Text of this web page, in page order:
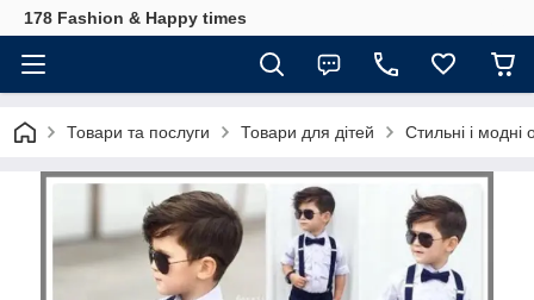
178 Fashion & Happy times
Товари та послуги Товари для дітей Стильні і модні